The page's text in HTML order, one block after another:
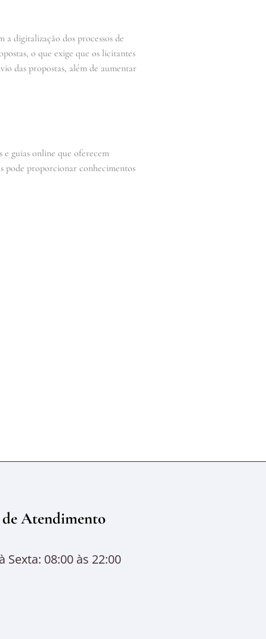
a digitalização dos processos de
o que exige que os licitantes
das propostas, além de aumentar
e guias online que oferecem
pode proporcionar conhecimentos
Atendimento
Sexta: 08:00 às 22:00